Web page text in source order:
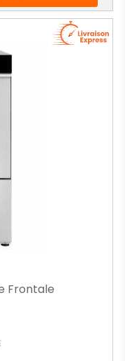
Frontale